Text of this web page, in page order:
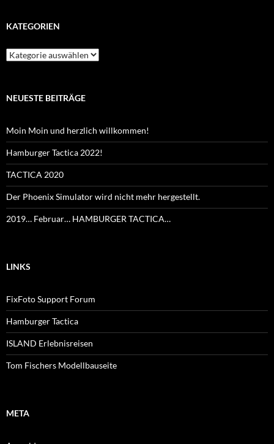
KATEGORIEN
Kategorien
NEUESTE BEITRÄGE
Moin Moin und herzlich willkommen!
Hamburger Tactica 2022!
TACTICA 2020
Der Phoenix Simulator wird nicht mehr hergestellt.
2019… Februar… HAMBURGER TACTICA…
LINKS
FixFoto Support Forum
Hamburger Tactica
ISLAND Erlebnisreisen
Tom Fischers Modellbauseite
META